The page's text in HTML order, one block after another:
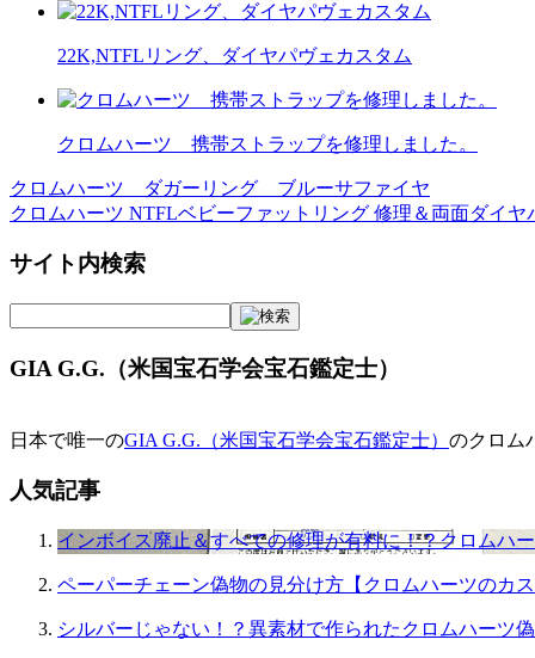
22K,NTFLリング、ダイヤパヴェカスタム
クロムハーツ 携帯ストラップを修理しました。
投
稿
ナ
ビ
ー
シ
ン
クロムハーツ ダガーリング ブルーサファイヤ
クロムハーツ NTFLベビーファットリング 修理＆両面ダイヤ
サイト内検索
GIA G.G.（米国宝石学会宝石鑑定士）
日本で唯一のGIA G.G.（米国宝石学会宝石鑑定士） のクロム
人気記事
インボイス廃止＆すべての修理が有料に！？クロムハ
ペーパーチェーン偽物の見分け方【クロムハーツのカ
シルバーじゃない！？異素材で作られたクロムハーツ